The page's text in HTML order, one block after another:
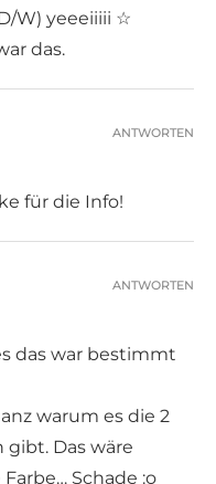
W) yeeeiiiii ☆
das.
für die Info!
ANTWORTEN
das war bestimmt
warum es die 2
Das wäre
Schade :o
ANTWORTEN